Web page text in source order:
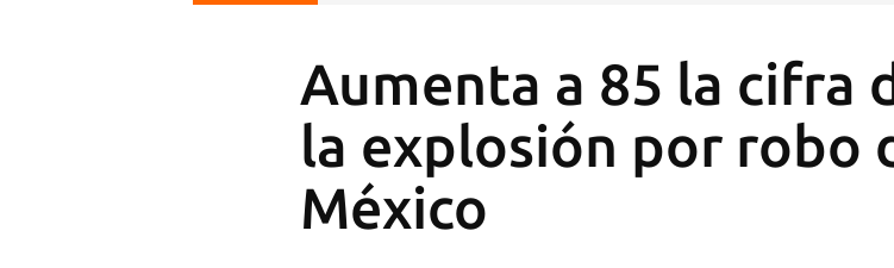
Aumenta a 85 la cifra
la explosión por robo
México